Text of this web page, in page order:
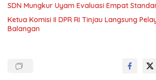
SDN Mungkur Uyam Evaluasi Empat
Ketua Komisi II DPR RI Tinjau Langsung
Balangan